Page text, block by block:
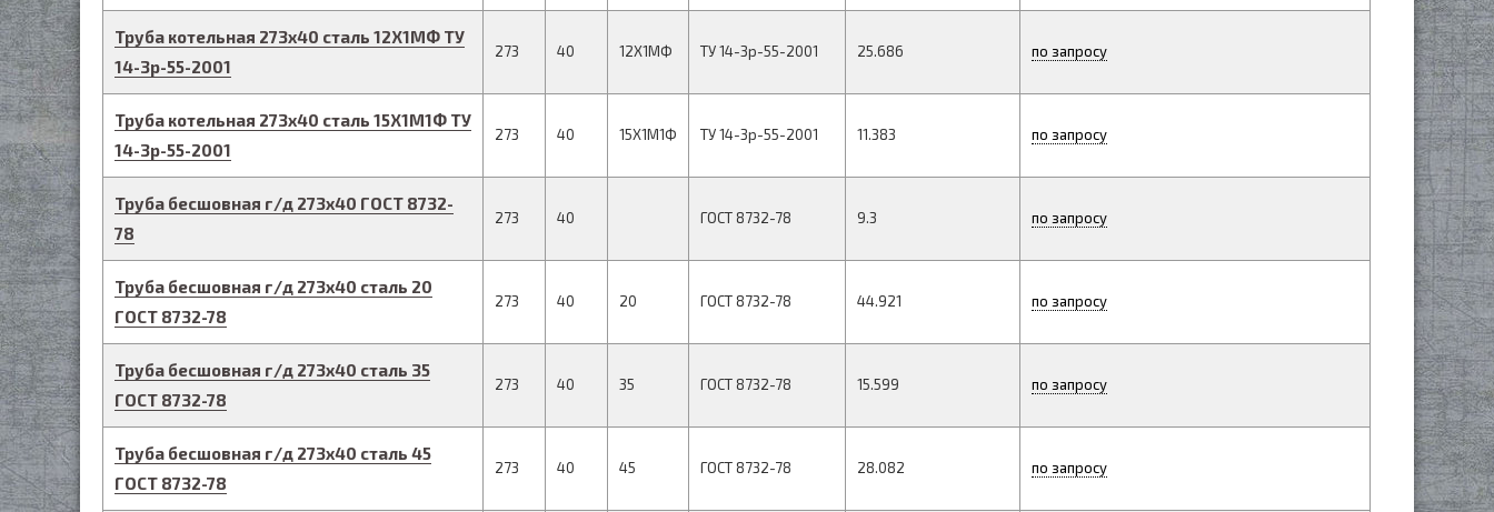
Труба котельная 273х40 сталь 12Х1МФ ТУ
14-3р-55-2001
273 40 12Х1МФ ТУ 14-3р-55-2001 25.686 по запросу
Труба котельная 273х40 сталь 15Х1М1Ф ТУ
14-3р-55-2001
273 40 15Х1М1Ф ТУ 14-3р-55-2001 11.383 по запросу
Труба бесшовная г/д 273х40 ГОСТ 8732-
78
273 40 ГОСТ 8732-78 9.3 по запросу
Труба бесшовная г/д 273х40 сталь 20
ГОСТ 8732-78
273 40 20 ГОСТ 8732-78 44.921 по запросу
Труба бесшовная г/д 273х40 сталь 35
ГОСТ 8732-78
273 40 35 ГОСТ 8732-78 15.599 по запросу
Труба бесшовная г/д 273х40 сталь 45
ГОСТ 8732-78
273 40 45 ГОСТ 8732-78 28.082 по запросу